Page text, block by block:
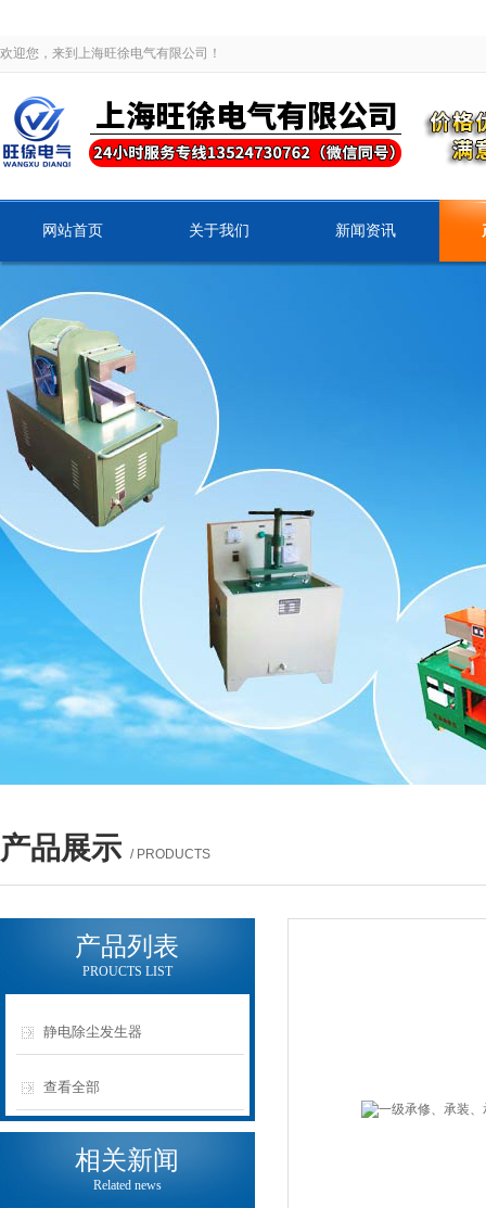
欢迎您，来到上海旺徐电气有限公司！
网站首页 关于我们 新闻资讯
产品展示 / PRODUCTS
产品列表
PROUCTS LIST
静电除尘发生器
查看全部
相关新闻
Related news